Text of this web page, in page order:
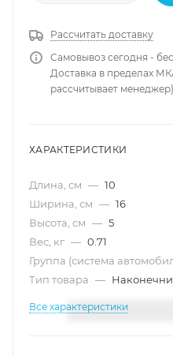
Рассчитать доставку
Самовывоз сегодня -
Доставка в пределах
рассчитывает менеджер)
ХАРАКТЕРИСТИКИ
Длина, см — 10
Ширина, см — 16
Высота, см — 5
Вес, кг — 0.71
Группа (система
Тип товара —
Все характеристики